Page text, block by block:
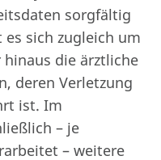
sorgfältig
sich zugleich um
die ärztliche
deren Verletzung
ist. Im
– je
– weitere